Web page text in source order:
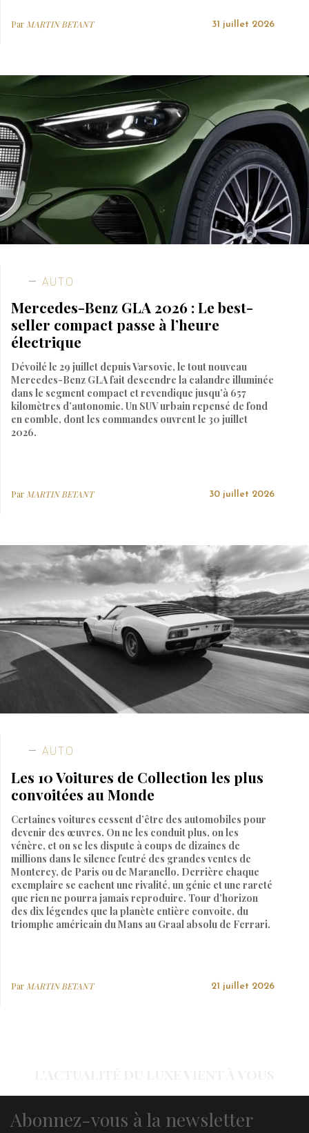
ParMARTIN BETANT 31 juillet 2026
AUTO
Mercedes-Benz GLA 2026 : Le best-
seller compact passe à l’heure
électrique
Dévoilé le 29 juillet depuis Varsovie, le tout nouveau
Mercedes-Benz GLA fait descendre la calandre illuminée
dans le segment compact et revendique jusqu’à 657
kilomètres d’autonomie. Un SUV urbain repensé de fond
en comble, dont les commandes ouvrent le 30 juillet
2026.
Par MARTIN BETANT 30 juillet 2026
AUTO
Les 10 Voitures de Collection les plus
convoitées au Monde
Certaines voitures cessent d’être des automobiles pour
devenir des œuvres. On ne les conduit plus, on les
vénère, et on se les dispute à coups de dizaines de
millions dans le silence feutré des grandes ventes de
Monterey, de Paris ou de Maranello. Derrière chaque
exemplaire se cachent une rivalité, un génie et une rareté
que rien ne pourra jamais reproduire. Tour d’horizon
des dix légendes que la planète entière convoite, du
triomphe américain du Mans au Graal absolu de Ferrari.
Par MARTIN BETANT 21 juillet 2026
Abonnez-vous à la newsletter